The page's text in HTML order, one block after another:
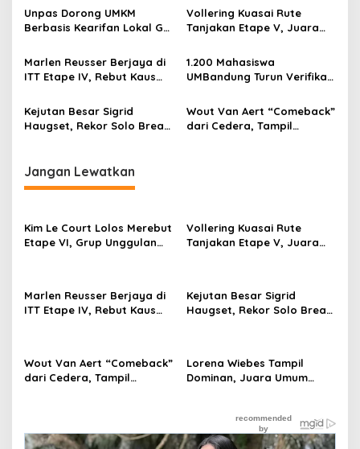
o
Penentu Juara
Data Sosial
Unpas Dorong UMKM
Berbasis Kearifan Lokal Go
Ekonomi Desa
Vollering Kuasai Rute
Tanjakan Etape V, Juara
Peluangnya Sirna
Marlen Reusser Berjaya di
ITT Etape IV, Rebut Kaus
1.200 Mahasiswa
UMBandung Turun Verifikasi
Wujud Nyata Kampus
Membantu Jawa Barat
Menyelamatkan Generasi
Kejutan Besar Sigrid
Haugset, Rekor Solo Break
Wout Van Aert “Comeback”
dari Cedera, Tampil
Jangan Lewatkan
Kim Le Court Lolos Merebut
Etape VI, Grup Unggulan
Vollering Kuasai Rute
Tanjakan Etape V, Juara
Marlen Reusser Berjaya di
ITT Etape IV, Rebut Kaus
Kejutan Besar Sigrid
Haugset, Rekor Solo Break
Wout Van Aert “Comeback”
dari Cedera, Tampil
Lorena Wiebes Tampil
Dominan, Juara Umum